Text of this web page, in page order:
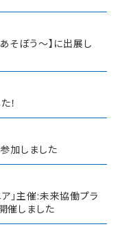
そぼう～】に出展し
！
加しました
」主催:未来協働プラ
催しました